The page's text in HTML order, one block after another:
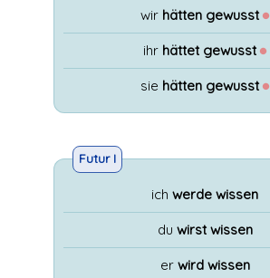
wir hätten gewusst ●
ihr hättet gewusst ●
sie hätten gewusst ●
Futur I
ichwerde wissen
du wirst wissen
er wird wissen